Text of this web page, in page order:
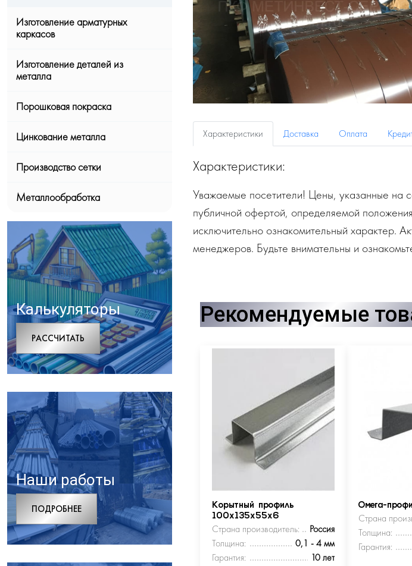
Изготовление арматурных
каркасов
Изготовление деталей из
металла
Порошковая покраска
Цинкование металла
Производство сетки
Металлообработка
Калькуляторы
РАCСЧИТАТЬ
Наши работы
ПОДРОБНЕЕ
Характеристики Доставка Оплата
Характеристики:
Уважаемые посетители! Цены, указанные на
публичной офертой, определяемой
исключительно ознакомительный характер.
менеджеров. Будьте внимательны и
Рекомендуемые
Корытный профиль
100х135х55х6
Страна производитель:
Россия
Толщина:
0,1 - 4 мм
Гарантия:
10 лет
Омега-
Страна
Толщина:
Гарантия: